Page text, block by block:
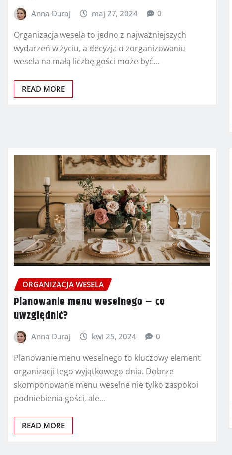
Anna Duraj maj 27, 2024 0
Organizacja wesela to jedno z najważniejszych
wydarzeń w życiu, a decyzja o zorganizowaniu
wesela na małą liczbę gości może być…
READ MORE
ORGANIZACJA WESELA
Planowanie menu weselnego – co
uwzględnić?
Anna Duraj kwi 25, 2024 0
Planowanie menu weselnego to kluczowy element
organizacji tego wyjątkowego dnia. Dobrze
skomponowane menu weselne nie tylko zaspokoi
podniebienia gości, ale…
READ MORE